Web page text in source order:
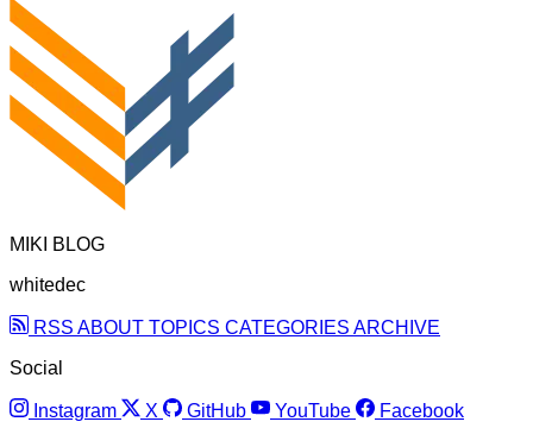
MIKI BLOG
whitedec
RSS ABOUT TOPICS CATEGORIES ARCHIVE
Social
Instagram X GitHub YouTube Facebook